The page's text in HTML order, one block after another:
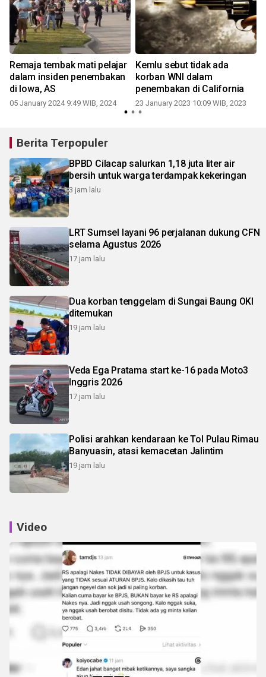
Remaja tembak mati pelajar
dalam insiden penembakan
di Iowa, AS
05 January 2024 9:49 WIB, 2024
Kemlu sebut tidak ada
korban WNI dalam
penembakan di California
23 January 2023 10:09 WIB, 2023
Berita Terpopuler
BPBD Cilacap salurkan 1,18 juta liter air
bersih untuk warga terdampak kekeringan
3 jam lalu
LRT Sumsel layani 96 perjalanan dukung CFN
selama Agustus 2026
17 jam lalu
Dua korban tenggelam di Sungai Baung OKI
ditemukan
19 jam lalu
Veda Ega Pratama start ke-16 pada Moto3
Inggris 2026
17 jam lalu
Polisi arahkan kendaraan ke Tol Pulau Rimau
Banyuasin, atasi kemacetan Jalintim
19 jam lalu
Video